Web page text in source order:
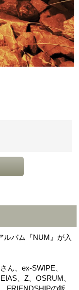
ルバム『NUM』が入
ん、ex-SWIPE、
、Z、OSRUM、
FRIENDSHIPの飯